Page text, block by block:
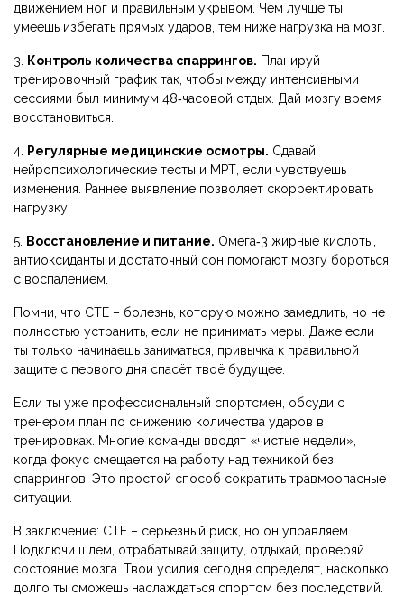
движением ног и правильным укрывом. Чем лучше ты
умеешь избегать прямых ударов, тем ниже нагрузка на мозг.
3. Контроль количества спаррингов. Планируй
тренировочный график так, чтобы между интенсивными
сессиями был минимум 48‑часовой отдых. Дай мозгу время
восстановиться.
4. Регулярные медицинские осмотры. Сдавай
нейропсихологические тесты и МРТ, если чувствуешь
изменения. Раннее выявление позволяет скорректировать
нагрузку.
5. Восстановление и питание. Омега‑3 жирные кислоты,
антиоксиданты и достаточный сон помогают мозгу бороться
с воспалением.
Помни, что CTE – болезнь, которую можно замедлить, но не
полностью устранить, если не принимать меры. Даже если
ты только начинаешь заниматься, привычка к правильной
защите с первого дня спасёт твоё будущее.
Если ты уже профессиональный спортсмен, обсуди с
тренером план по снижению количества ударов в
тренировках. Многие команды вводят «чистые недели»,
когда фокус смещается на работу над техникой без
спаррингов. Это простой способ сократить травмоопасные
ситуации.
В заключение: CTE – серьёзный риск, но он управляем.
Подключи шлем, отрабатывай защиту, отдыхай, проверяй
состояние мозга. Твои усилия сегодня определят, насколько
долго ты сможешь наслаждаться спортом без последствий.